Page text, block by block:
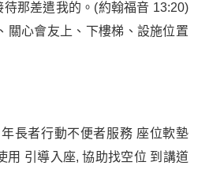
那差遣我的。(約翰福音 13:20)
關心會友上、下樓梯、設施位置
長者行動不便者服務 座位軟墊
用 引導入座, 協助找空位 到講道